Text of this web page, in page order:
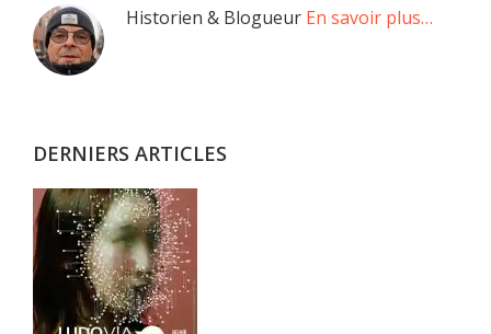
Barre
latérale
Historien & Blogueur En savoir plus…
DERNIERS ARTICLES